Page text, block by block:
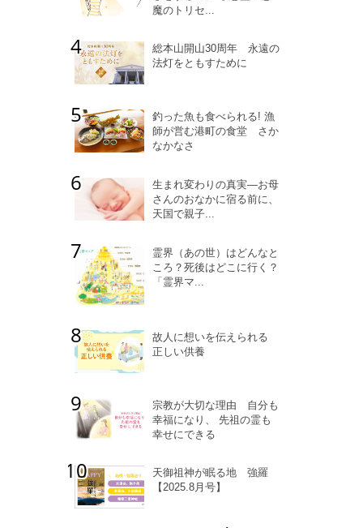
魔のトリセ...
総本山開山30周年 永遠の
法灯をともすために
釣った魚も食べられる! 漁
師が営む港町の食堂 さか
なかなさ
生まれ変わりの真実―お母
さんのおなかに宿る前に、
天国で親子...
霊界（あの世）はどんなと
ころ？死後はどこに行く？
「霊界マ...
故人に想いを伝えられる
正しい供養
宗教が大切な理由 自分も
幸福になり、 先祖の霊も
幸せにできる
天御祖神が眠る地 強羅
【2025.8月号】